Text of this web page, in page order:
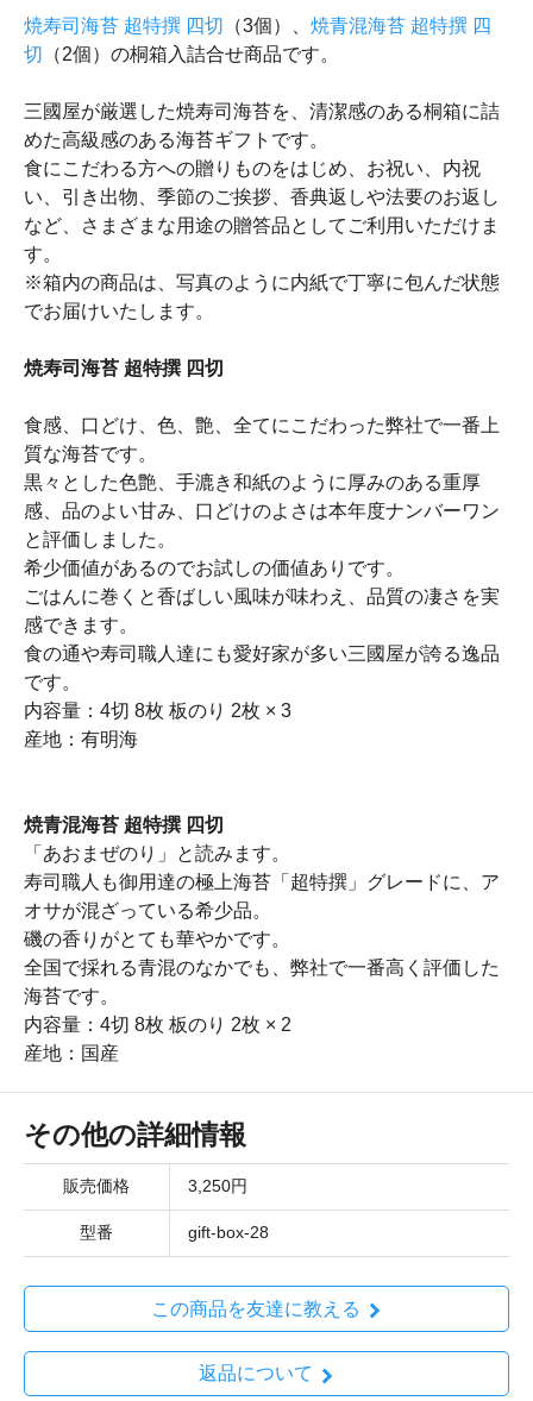
焼寿司海苔 超特撰 四切 （3個）、 焼青混海苔 超特撰 四
切
（2個）の桐箱入詰合せ商品です。
三國屋が厳選した焼寿司海苔を、清潔感のある桐箱に詰
めた高級感のある海苔ギフトです。
食にこだわる方への贈りものをはじめ、お祝い、内祝
い、引き出物、季節のご挨拶、香典返しや法要のお返し
など、さまざまな用途の贈答品としてご利用いただけま
す。
※箱内の商品は、写真のように内紙で丁寧に包んだ状態
でお届けいたします。
焼寿司海苔 超特撰 四切
食感、口どけ、色、艶、全てにこだわった弊社で一番上
質な海苔です。
黒々とした色艶、手漉き和紙のように厚みのある重厚
感、品のよい甘み、口どけのよさは本年度ナンバーワン
と評価しました。
希少価値があるのでお試しの価値ありです。
ごはんに巻くと香ばしい風味が味わえ、品質の凄さを実
感できます。
食の通や寿司職人達にも愛好家が多い三國屋が誇る逸品
です。
内容量：4切 8枚 板のり 2枚 × 3
産地：有明海
焼青混海苔 超特撰 四切
「あおまぜのり」と読みます。
寿司職人も御用達の極上海苔「超特撰」グレードに、ア
オサが混ざっている希少品。
磯の香りがとても華やかです。
全国で採れる青混のなかでも、弊社で一番高く評価した
海苔です。
内容量：4切 8枚 板のり 2枚 × 2
産地：国産
その他の詳細情報
販売価格 3,250円
型番 gift-box-28
この商品を友達に教える
返品について